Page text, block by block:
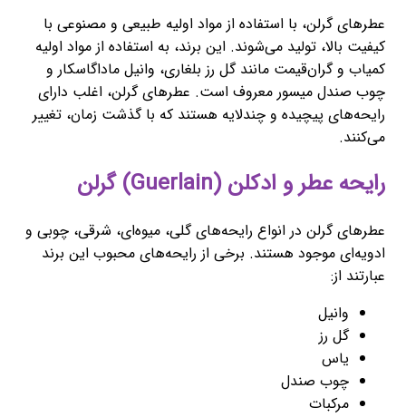
عطرهای گرلن، با استفاده از مواد اولیه طبیعی و مصنوعی با
کیفیت بالا، تولید می‌شوند. این برند، به استفاده از مواد اولیه
کمیاب و گران‌قیمت مانند گل رز بلغاری، وانیل ماداگاسکار و
چوب صندل ميسور معروف است. عطرهای گرلن، اغلب دارای
رایحه‌های پیچیده و چندلایه هستند که با گذشت زمان، تغییر
می‌کنند.
رایحه عطر و ادکلن (Guerlain) گرلن
عطرهای گرلن در انواع رایحه‌های گلی، میوه‌ای، شرقی، چوبی و
ادویه‌ای موجود هستند. برخی از رایحه‌های محبوب این برند
عبارتند از:
وانیل
گل رز
یاس
چوب صندل
مرکبات